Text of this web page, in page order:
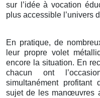
sur l’idée à vocation
plus accessible l’univers
En pratique, de
leur propre volet
encore la situation. En
chacun ont
simultanément
sujet de les manœuvres